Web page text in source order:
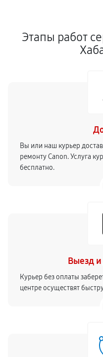
Этапы работ
Вы или наш курьер
ремонту Canon. Услуга
бесплатно.
Выезд и
Курьер без оплаты
центре осуществят